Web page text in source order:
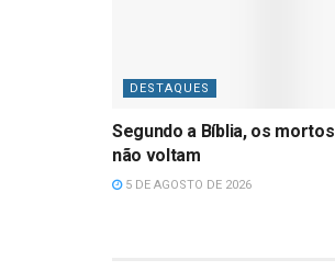
DESTAQUES
Segundo a Bíblia, os mortos
não voltam
5 DE AGOSTO DE 2026